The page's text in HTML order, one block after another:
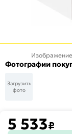
Фотографии
Загрузить
фото
5 533₽